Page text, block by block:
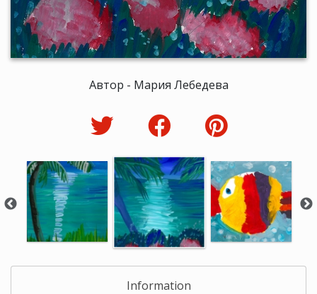
Автор - Мария Лебедева
Information